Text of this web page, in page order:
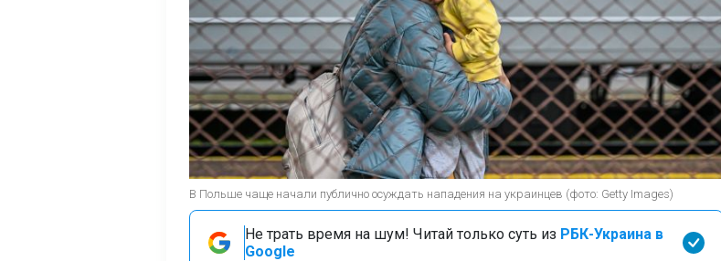
В Польше чаще начали публично осуждать нападения на украинцев (фото: Getty Images)
Не трать время на шум! Читай только суть из РБК-Украина в
Google